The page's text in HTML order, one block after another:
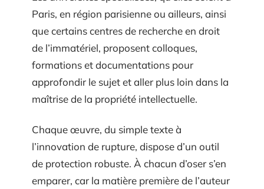
Paris, en région parisienne ou ailleurs, ainsi
que certains centres de recherche en droit
de l’immatériel, proposent colloques,
formations et documentations pour
approfondir le sujet et aller plus loin dans la
maîtrise de la propriété intellectuelle.
Chaque œuvre, du simple texte à
l’innovation de rupture, dispose d’un outil
de protection robuste. À chacun d’oser s’en
emparer, car la matière première de l’auteur